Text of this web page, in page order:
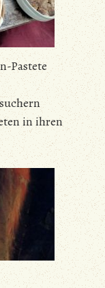
Pastete
in ihren